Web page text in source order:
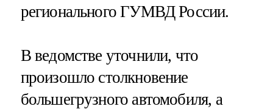
регионального ГУМВД России.
В ведомстве уточнили, что
произошло столкновение
большегрузного автомобиля, а